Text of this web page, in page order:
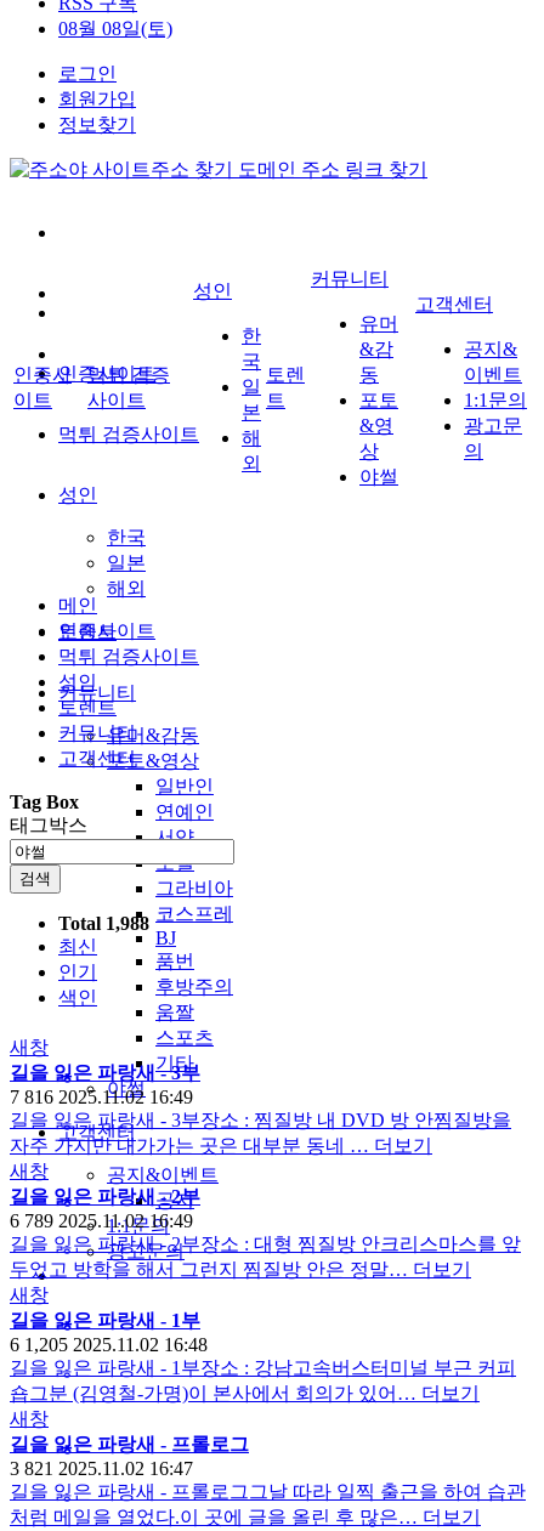
08월 08일(토)
로그인
회원가입
정보찾기
인증사이트
먹튀 검증사이트
성인
한국
일본
해외
토렌트
커뮤니티
유머&감동
포토&영상
일반인
연예인
서양
모델
그라비아
코스프레
BJ
품번
후방주의
움짤
스포츠
기타
야썰
고객센터
공지&이벤트
공지
1:1문의
광고문의
인증사
이트
먹튀 검증
사이트
성인
한
국
일
본
해
외
토렌
트
커뮤니티
유머
&감
동
포토
&영
상
야썰
고객센터
공지&
이벤트
1:1문의
광고문
의
메인
인증사이트
먹튀 검증사이트
성인
토렌트
커뮤니티
고객센터
Tag Box
태그박스
검색
Total 1,988
최신
인기
색인
새창
길을 잃은 파랑새 - 3부
7 816 2025.11.02 16:49
길을 잃은 파랑새 - 3부​장소 : 찜질방 내 DVD 방 안찜질방을
자주 가지만 내가가는 곳은 대부분 동네 … 더보기
새창
길을 잃은 파랑새 - 2부
6 789 2025.11.02 16:49
길을 잃은 파랑새 - 2부​장소 : 대형 찜질방 안크리스마스를 앞
두었고 방학을 해서 그런지 찜질방 안은 정말… 더보기
새창
길을 잃은 파랑새 - 1부
6 1,205 2025.11.02 16:48
길을 잃은 파랑새 - 1부​장소 : 강남고속버스터미널 부근 커피
숍그분 (김영철-가명)이 본사에서 회의가 있어… 더보기
새창
길을 잃은 파랑새 - 프롤로그
3 821 2025.11.02 16:47
길을 잃은 파랑새 - 프롤로그그날 따라 일찍 출근을 하여 습관
처럼 메일을 열었다.이 곳에 글을 올린 후 많은… 더보기